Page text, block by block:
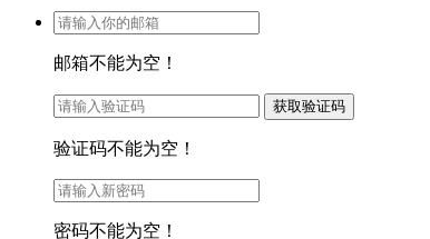
邮箱不能为空！
验证码不能为空！
密码不能为空！